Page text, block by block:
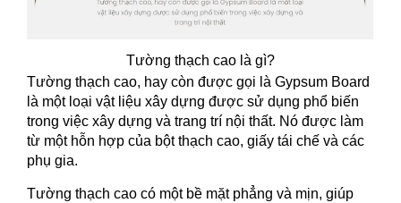
Tường thạch cao là gì?
Tường thạch cao, hay còn được gọi là Gypsum Board
là một loại vật liệu xây dựng được sử dụng phổ biến
trong việc xây dựng và trang trí nội thất. Nó được làm
từ một hỗn hợp của bột thạch cao, giấy tái chế và các
phụ gia.
Tường thạch cao có một bề mặt phẳng và mịn, giúp